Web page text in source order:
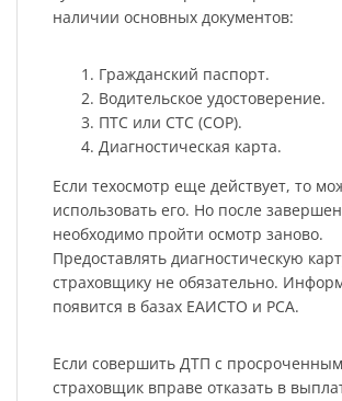
наличии основных документов:
Гражданский паспорт.
Водительское удостоверение.
ПТС или СТС (СОР).
Диагностическая карта.
Если техосмотр еще действует, то
использовать его. Но после
необходимо пройти осмотр заново.
Предоставлять диагностическую
страховщику не обязательно.
появится в базах ЕАИСТО и РСА.
Если совершить ДТП с
страховщик вправе отказать в